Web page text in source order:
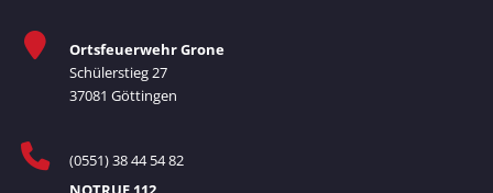
Ortsfeuerwehr Grone
Schülerstieg 27
37081 Göttingen
(0551) 38 44 54 82